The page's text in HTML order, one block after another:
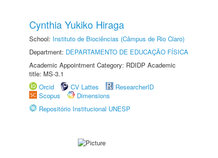
Cynthia Yukiko Hiraga
School: Instituto de Biociências (Câmpus de Rio Claro)
Department: DEPARTAMENTO DE EDUCAÇÃO FÍSICA
Academic Appointment Category: RDIDP Academic
title: MS-3.1
Orcid
CV Lattes
ResearcherID
Scopus
Dimensions
Repositório Institucional UNESP